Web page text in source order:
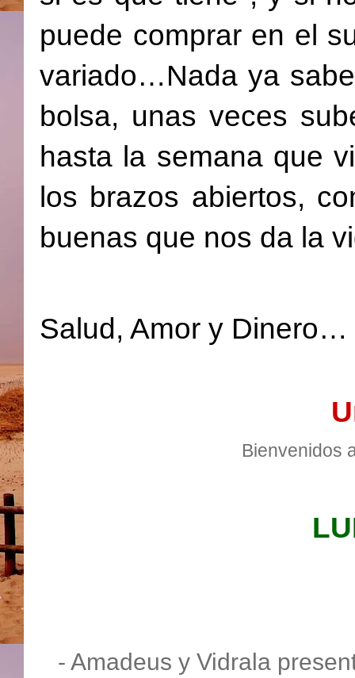
puede comprar en el
variado…Nada ya
bolsa, unas veces
hasta la semana que
los brazos abiertos,
buenas que nos da la
Salud, Amor y Dinero…
Bienvenidos
- Amadeus y Vidrala